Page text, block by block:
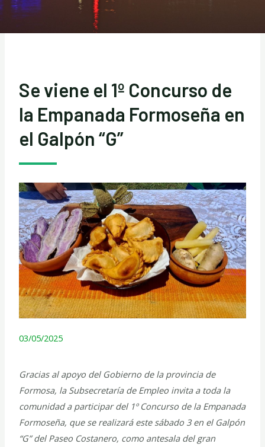
Se viene el 1º Concurso de
la Empanada Formoseña en
el Galpón “G”
03/05/2025
Gracias al apoyo del Gobierno de la provincia de
Formosa, la Subsecretaría de Empleo invita a toda la
comunidad a participar del 1º Concurso de la Empanada
Formoseña, que se realizará este sábado 3 en el Galpón
“G” del Paseo Costanero, como antesala del gran